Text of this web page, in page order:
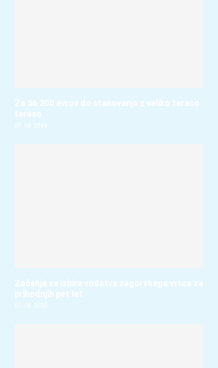
Za 56.200 evrov do stanovanja z veliko teraso
teraso
07. 08. 2026
Začenja se izbira vodstva zagorskega vrtca za
prihodnjih pet let
07. 08. 2026